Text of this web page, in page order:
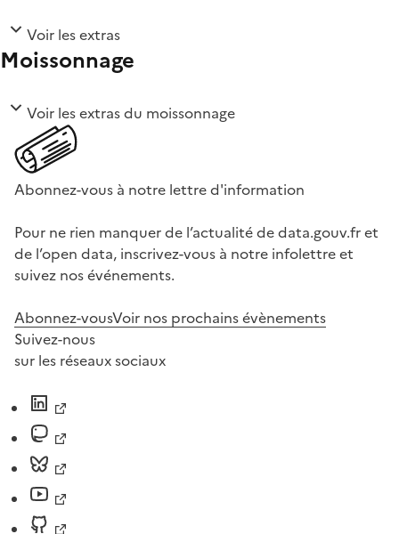
Voir les extras
Moissonnage
Voir les extras du moissonnage
Abonnez-vous à notre lettre d'information
Pour ne rien manquer de l’actualité de data.gouv.fr et
de l’open data, inscrivez-vous à notre infolettre et
suivez nos événements.
Abonnez-vousVoir nos prochains évènements
Suivez-nous
sur les réseaux sociaux